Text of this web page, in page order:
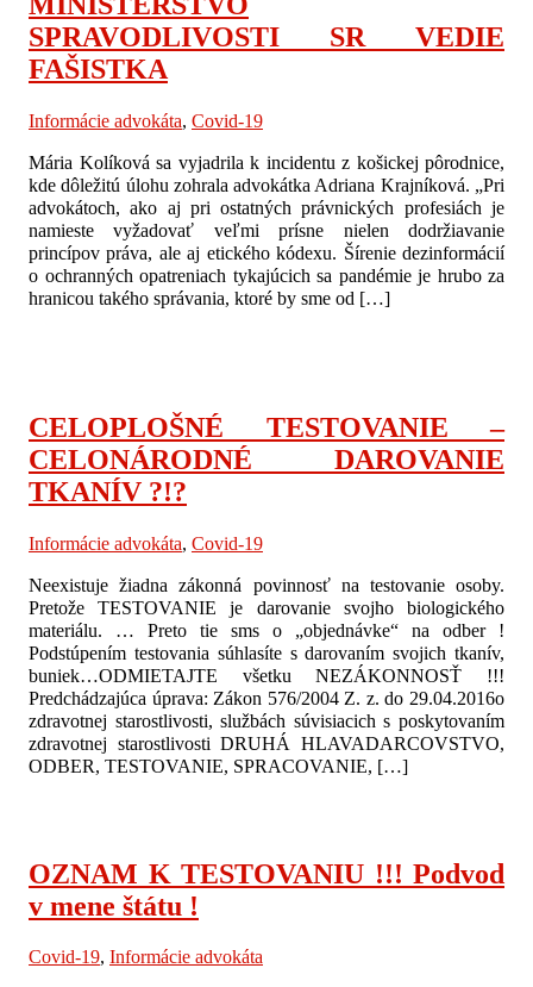
SPRAVODLIVOSTI SR VEDIE
FAŠISTKA
Informácie advokáta, Covid-19
Mária Kolíková sa vyjadrila k incidentu z košickej pôrodnice,
kde dôležitú úlohu zohrala advokátka Adriana Krajníková. „Pri
advokátoch, ako aj pri ostatných právnických profesiách je
namieste vyžadovať veľmi prísne nielen dodržiavanie
princípov práva, ale aj etického kódexu. Šírenie dezinformácií
o ochranných opatreniach tykajúcich sa pandémie je hrubo za
hranicou takého správania, ktoré by sme od […]
CELOPLOŠNÉ TESTOVANIE –
CELONÁRODNÉ DAROVANIE
TKANÍV ?!?
Informácie advokáta, Covid-19
Neexistuje žiadna zákonná povinnosť na testovanie osoby.
Pretože TESTOVANIE je darovanie svojho biologického
materiálu. … Preto tie sms o „objednávke“ na odber !
Podstúpením testovania súhlasíte s darovaním svojich tkanív,
buniek…ODMIETAJTE všetku NEZÁKONNOSŤ !!!
Predchádzajúca úprava: Zákon 576/2004 Z. z. do 29.04.2016o
zdravotnej starostlivosti, službách súvisiacich s poskytovaním
zdravotnej starostlivosti DRUHÁ HLAVADARCOVSTVO,
ODBER, TESTOVANIE, SPRACOVANIE, […]
OZNAM K TESTOVANIU !!! Podvod
v mene štátu !
Covid-19, Informácie advokáta